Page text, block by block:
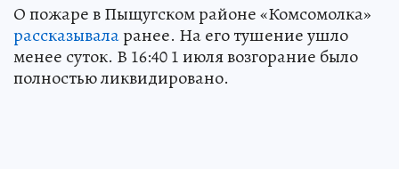
О пожаре в Пыщугском районе «Комсомолка»
рассказываларанее. На его тушение ушло
менее суток. В 16:40 1 июля возгорание было
полностью ликвидировано.